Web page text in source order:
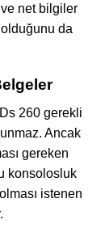
ve net bilgiler
da
260 gerekli
Ancak
gereken
konsolosluk
istenen